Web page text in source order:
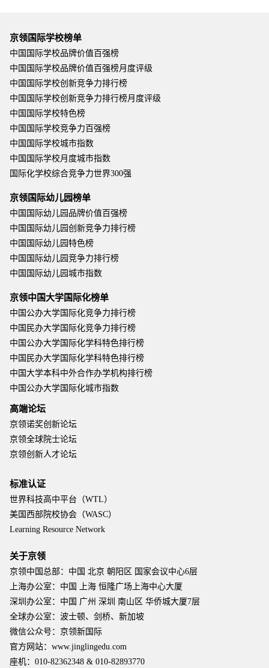
京领国际学校榜单
中国国际学校品牌价值百强榜
中国国际学校品牌价值百强榜月度评级
中国国际学校创新竞争力排行榜
中国国际学校创新竞争力排行榜月度评级
中国国际学校特色榜
中国国际学校竞争力百强榜
中国国际学校城市指数
中国国际学校月度城市指数
国际化学校综合竞争力世界300强
京领国际幼儿园榜单
中国国际幼儿园品牌价值百强榜
中国国际幼儿园创新竞争力排行榜
中国国际幼儿园特色榜
中国国际幼儿园竞争力排行榜
中国国际幼儿园城市指数
京领中国大学国际化榜单
中国公办大学国际化竞争力排行榜
中国民办大学国际化竞争力排行榜
中国公办大学国际化学科特色排行榜
中国民办大学国际化学科特色排行榜
中国大学本科中外合作办学机构排行榜
中国公办大学国际化城市指数
高端论坛
京领诺奖创新论坛
京领全球院士论坛
京领创新人才论坛
标准认证
世界科技高中平台（WTL）
美国西部院校协会（WASC）
Learning Resource Network
关于京领
京领中国总部：中国 北京 朝阳区 国家会议中心6层
上海办公室：中国 上海 恒隆广场上海中心大厦
深圳办公室：中国 广州 深圳 南山区 华侨城大厦7层
全球办公室：波士顿、剑桥、新加坡
微信公众号：京领新国际
官方网站：www.jinglingedu.com
座机：010-82362348 & 010-82893770